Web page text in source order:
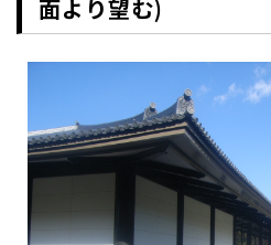
面より望む)